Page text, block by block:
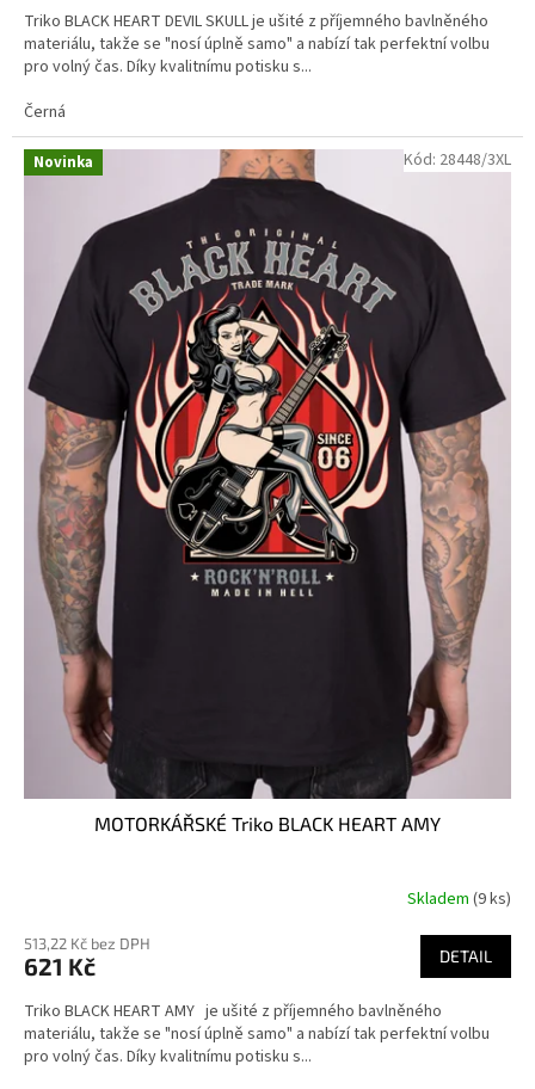
z
5
hvězdiček.
Triko BLACK HEART DEVIL SKULL je ušité z příjemného bavlněného
materiálu, takže se "nosí úplně samo" a nabízí tak perfektní volbu
pro volný čas. Díky kvalitnímu potisku s...
Černá
Novinka
MOTORKÁŘSKÉ Triko BLACK HEART AMY
Skladem (9 ks)
513,22 Kč bez DPH
621 Kč DETAIL
Triko BLACK HEART AMY je ušité z příjemného bavlněného
materiálu, takže se "nosí úplně samo" a nabízí tak perfektní volbu
pro volný čas. Díky kvalitnímu potisku s...
Kód: 28448/3XL